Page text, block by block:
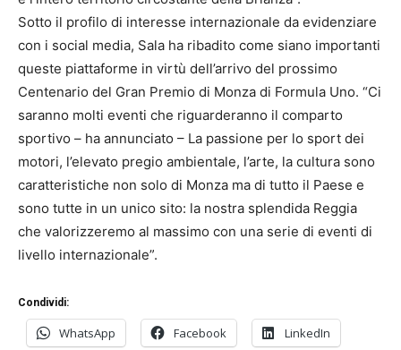
Sotto il profilo di interesse internazionale da evidenziare
con i social media, Sala ha ribadito come siano importanti
queste piattaforme in virtù dell’arrivo del prossimo
Centenario del Gran Premio di Monza di Formula Uno. “Ci
saranno molti eventi che riguarderanno il comparto
sportivo – ha annunciato – La passione per lo sport dei
motori, l’elevato pregio ambientale, l’arte, la cultura sono
caratteristiche non solo di Monza ma di tutto il Paese e
sono tutte in un unico sito: la nostra splendida Reggia
che valorizzeremo al massimo con una serie di eventi di
livello internazionale”.
Condividi:
WhatsApp Facebook LinkedIn